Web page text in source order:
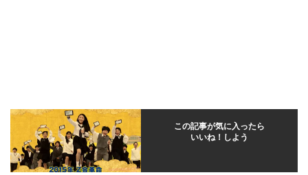
この記事が気に入ったら
いいね！しよう